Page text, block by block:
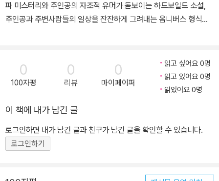
파 미스터리와 주인공의 자조적 유머가 돋보이는 하드보일드 소설,
주인공과 주변사람들의 일상을 잔잔하게 그려내는 옴니버스 형식의
전시 베네트랜스에서 일본어 전속번역가로 활동하면서 그 꿈을 이루
려고 부단히 노력 중이다. 옮긴 책으로는 『미움받을 용기 1~2』, 『고
양이 여관 미아키스』, 『유리 멘탈을 위한 좋은 심리 습관』, 『전쟁터로
지 않게』, 『3미터의 행복』, 『생명의 차창에서』, 『내가 본 미래 완전
판』 등이 있다.
0
100자평
0
리뷰
0
마이페이퍼
읽고 싶어요 0명
읽고 있어요 0명
읽었어요 0명
이 책에 내가 남긴 글
로그인하면 내가 남긴 글과 친구가 남긴 글을 확인할 수 있습니다.
로그인하기